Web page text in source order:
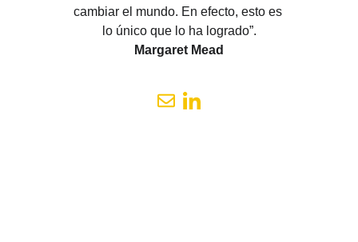
cambiar el mundo. En efecto, esto es
lo único que lo ha logrado”.
Margaret Mead